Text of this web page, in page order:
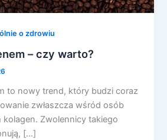
o zdrowiu
– czy warto?
to nowy trend, który budzi coraz
zwłaszcza wśród osób
kolagen. Zwolennicy takiego
[…]